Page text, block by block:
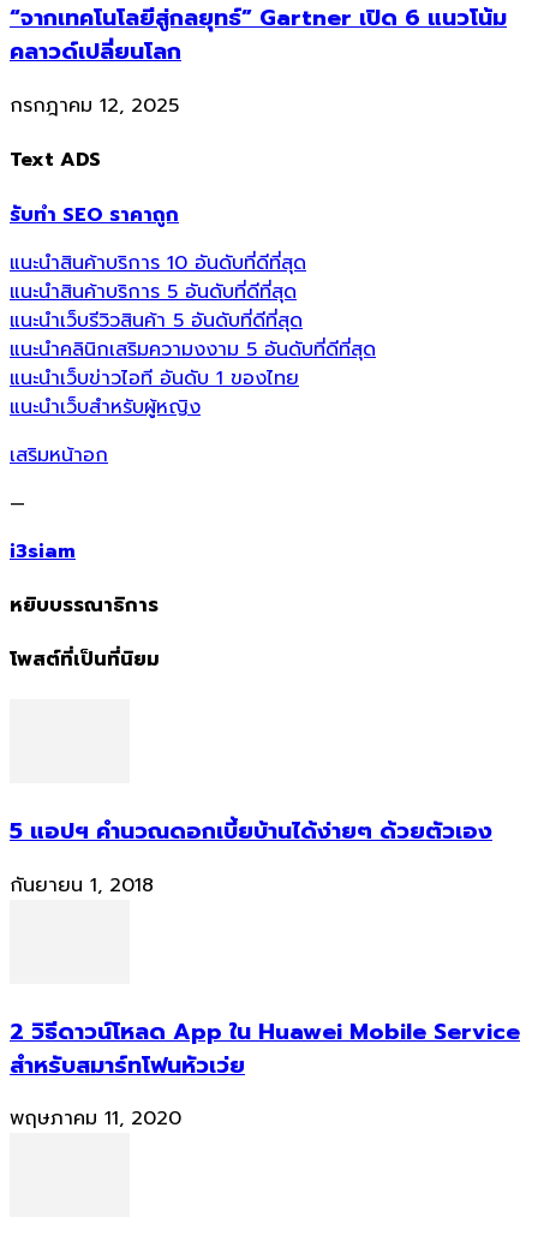
“จากเทคโนโลยีสู่กลยุทธ์” Gartner เปิด 6 แนวโน้ม
คลาวด์เปลี่ยนโลก
กรกฎาคม 12, 2025
Text ADS
รับทำ SEO ราคาถูก
แนะนำสินค้าบริการ 10 อันดับที่ดีที่สุด
แนะนำสินค้าบริการ 5 อันดับที่ดีที่สุด
แนะนำเว็บรีวิวสินค้า 5 อันดับที่ดีที่สุด
แนะนำคลินิกเสริมความงงาม 5 อันดับที่ดีที่สุด
แนะนำเว็บข่าวไอที อันดับ 1 ของไทย
แนะนำเว็บสำหรับผู้หญิง
เสริมหน้าอก
—
i3siam
หยิบบรรณาธิการ
โพสต์ที่เป็นที่นิยม
5 แอปฯ คำนวณดอกเบี้ยบ้านได้ง่ายๆ ด้วยตัวเอง
กันยายน 1, 2018
2 วิธีดาวน์โหลด App ใน Huawei Mobile Service
สำหรับสมาร์ทโฟนหัวเว่ย
พฤษภาคม 11, 2020